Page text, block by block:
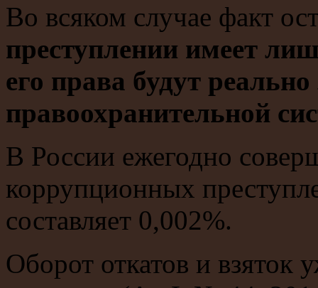
Во всяком случае факт
преступлении имеет
его права будут
правоохранительной
В России ежегодно
коррупционных
составляет 0,002%.
Оборот откатов и взяток